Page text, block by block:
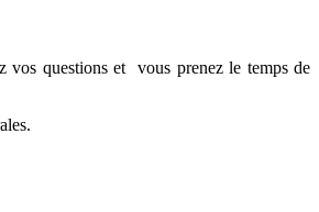
vos questions et vous prenez le temps de